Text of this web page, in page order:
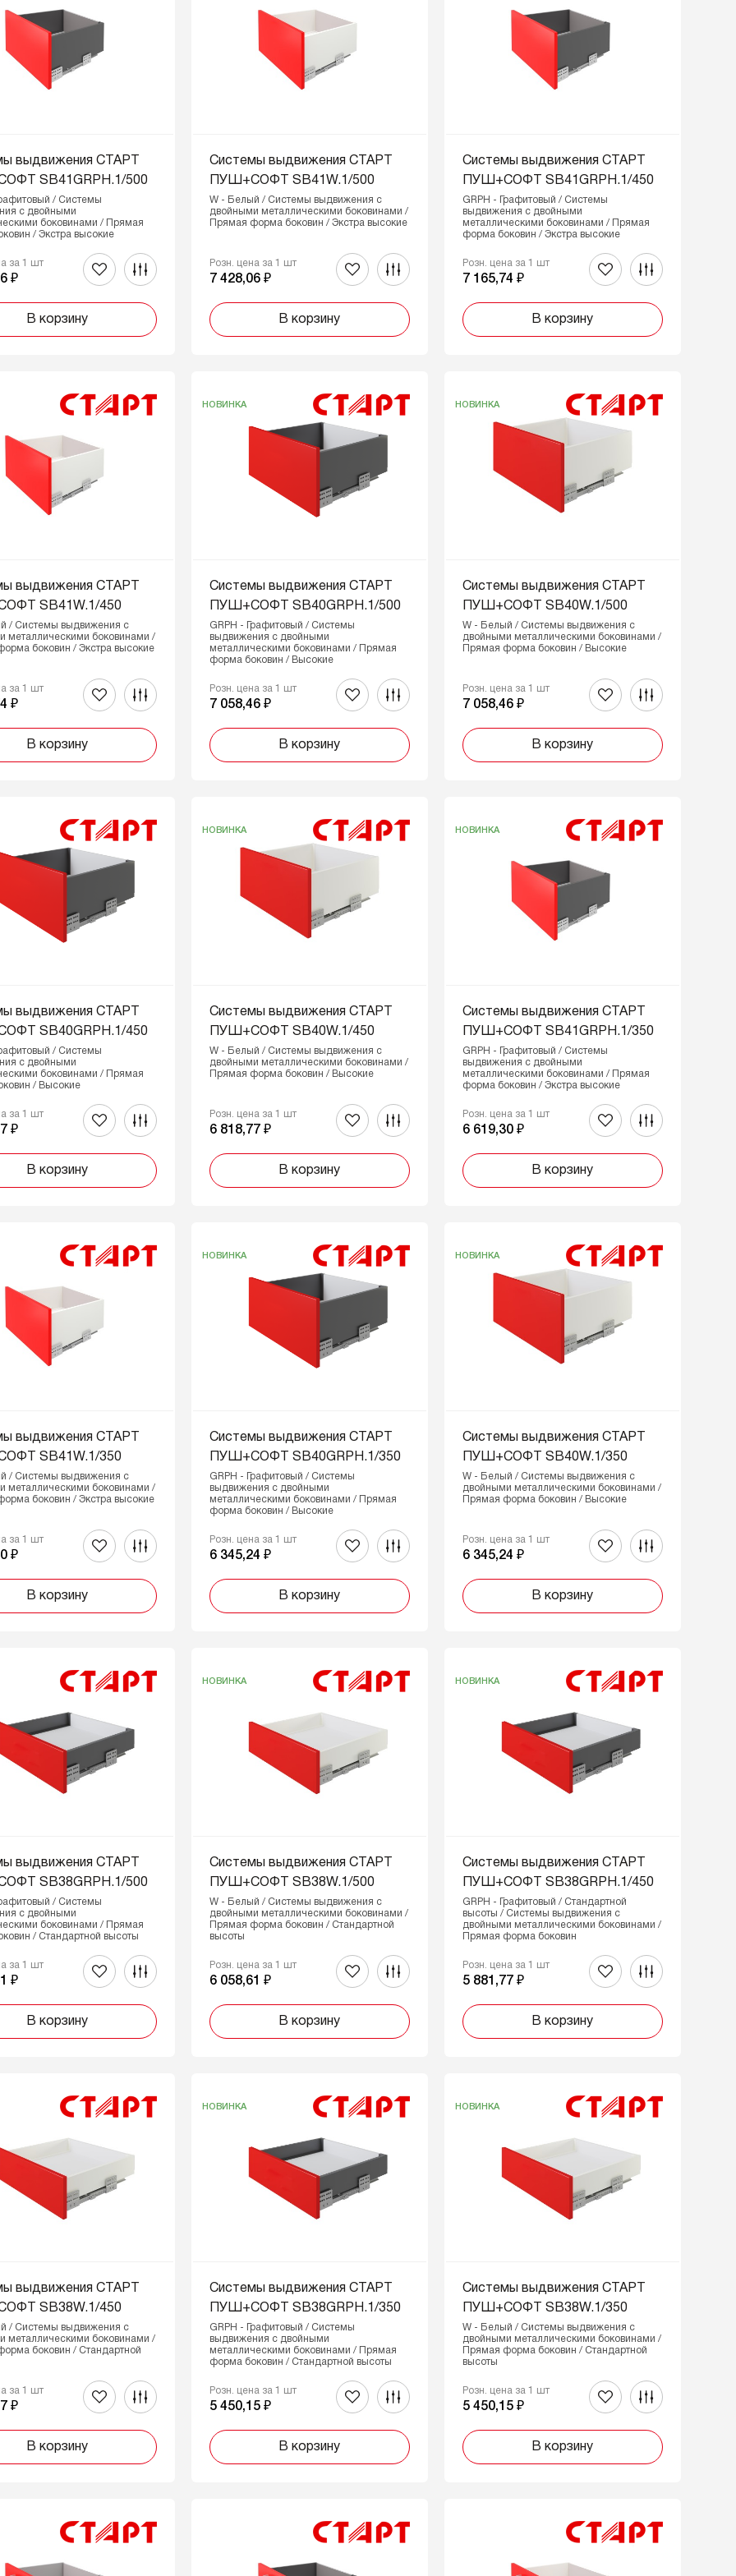
выдвижения СТАРТ
SB41GRPH.1/500
/ Системы
с двойными
боковинами / Прямая
/ Экстра высокие
за 1 шт
₽
В корзину
Системы выдвижения СТАРТ
ПУШ+СОФТ SB41W.1/500
W - Белый / Системы выдвижения с
двойными металлическими боковинами /
Прямая форма боковин / Экстра высокие
Розн. цена за 1 шт
7 428,06 ₽
В корзину
Системы выдвижения СТАРТ
ПУШ+СОФТ SB41GRPH.1/450
GRPH - Графитовый / Системы
выдвижения с двойными
металлическими боковинами / Прямая
форма боковин / Экстра высокие
Розн. цена за 1 шт
7 165,74 ₽
В корзину
выдвижения СТАРТ
SB41W.1/450
/ Системы выдвижения с
металлическими боковинами /
боковин / Экстра высокие
за 1 шт
₽
В корзину
НОВИНКА
Системы выдвижения СТАРТ
ПУШ+СОФТ SB40GRPH.1/500
GRPH - Графитовый / Системы
выдвижения с двойными
металлическими боковинами / Прямая
форма боковин / Высокие
Розн. цена за 1 шт
7 058,46 ₽
В корзину
НОВИНКА
Системы выдвижения СТАРТ
ПУШ+СОФТ SB40W.1/500
W - Белый / Системы выдвижения с
двойными металлическими боковинами /
Прямая форма боковин / Высокие
Розн. цена за 1 шт
7 058,46 ₽
В корзину
выдвижения СТАРТ
SB40GRPH.1/450
/ Системы
с двойными
боковинами / Прямая
/ Высокие
за 1 шт
₽
В корзину
НОВИНКА
Системы выдвижения СТАРТ
ПУШ+СОФТ SB40W.1/450
W - Белый / Системы выдвижения с
двойными металлическими боковинами /
Прямая форма боковин / Высокие
Розн. цена за 1 шт
6 818,77 ₽
В корзину
НОВИНКА
Системы выдвижения СТАРТ
ПУШ+СОФТ SB41GRPH.1/350
GRPH - Графитовый / Системы
выдвижения с двойными
металлическими боковинами / Прямая
форма боковин / Экстра высокие
Розн. цена за 1 шт
6 619,30 ₽
В корзину
выдвижения СТАРТ
SB41W.1/350
/ Системы выдвижения с
металлическими боковинами /
боковин / Экстра высокие
за 1 шт
₽
В корзину
НОВИНКА
Системы выдвижения СТАРТ
ПУШ+СОФТ SB40GRPH.1/350
GRPH - Графитовый / Системы
выдвижения с двойными
металлическими боковинами / Прямая
форма боковин / Высокие
Розн. цена за 1 шт
6 345,24 ₽
В корзину
НОВИНКА
Системы выдвижения СТАРТ
ПУШ+СОФТ SB40W.1/350
W - Белый / Системы выдвижения с
двойными металлическими боковинами /
Прямая форма боковин / Высокие
Розн. цена за 1 шт
6 345,24 ₽
В корзину
выдвижения СТАРТ
SB38GRPH.1/500
/ Системы
с двойными
боковинами / Прямая
/ Стандартной высоты
за 1 шт
₽
В корзину
НОВИНКА
Системы выдвижения СТАРТ
ПУШ+СОФТ SB38W.1/500
W - Белый / Системы выдвижения с
двойными металлическими боковинами /
Прямая форма боковин / Стандартной
высоты
Розн. цена за 1 шт
6 058,61 ₽
В корзину
НОВИНКА
Системы выдвижения СТАРТ
ПУШ+СОФТ SB38GRPH.1/450
GRPH - Графитовый / Стандартной
высоты / Системы выдвижения с
двойными металлическими боковинами /
Прямая форма боковин
Розн. цена за 1 шт
5 881,77 ₽
В корзину
выдвижения СТАРТ
SB38W.1/450
/ Системы выдвижения с
металлическими боковинами /
боковин / Стандартной
за 1 шт
₽
В корзину
НОВИНКА
Системы выдвижения СТАРТ
ПУШ+СОФТ SB38GRPH.1/350
GRPH - Графитовый / Системы
выдвижения с двойными
металлическими боковинами / Прямая
форма боковин / Стандартной высоты
Розн. цена за 1 шт
5 450,15 ₽
В корзину
НОВИНКА
Системы выдвижения СТАРТ
ПУШ+СОФТ SB38W.1/350
W - Белый / Системы выдвижения с
двойными металлическими боковинами /
Прямая форма боковин / Стандартной
высоты
Розн. цена за 1 шт
5 450,15 ₽
В корзину